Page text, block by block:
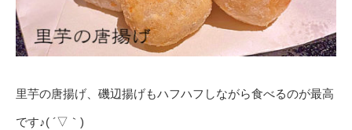
里芋の唐揚げ、磯辺揚げもハフハフしながら食べるのが最高
です♪( ´▽｀)